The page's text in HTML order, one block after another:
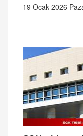
19 Ocak 2026